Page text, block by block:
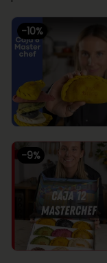
-10%
-9%